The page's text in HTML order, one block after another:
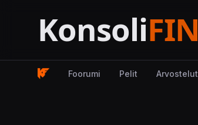
Foorumi Pelit Arvostelut